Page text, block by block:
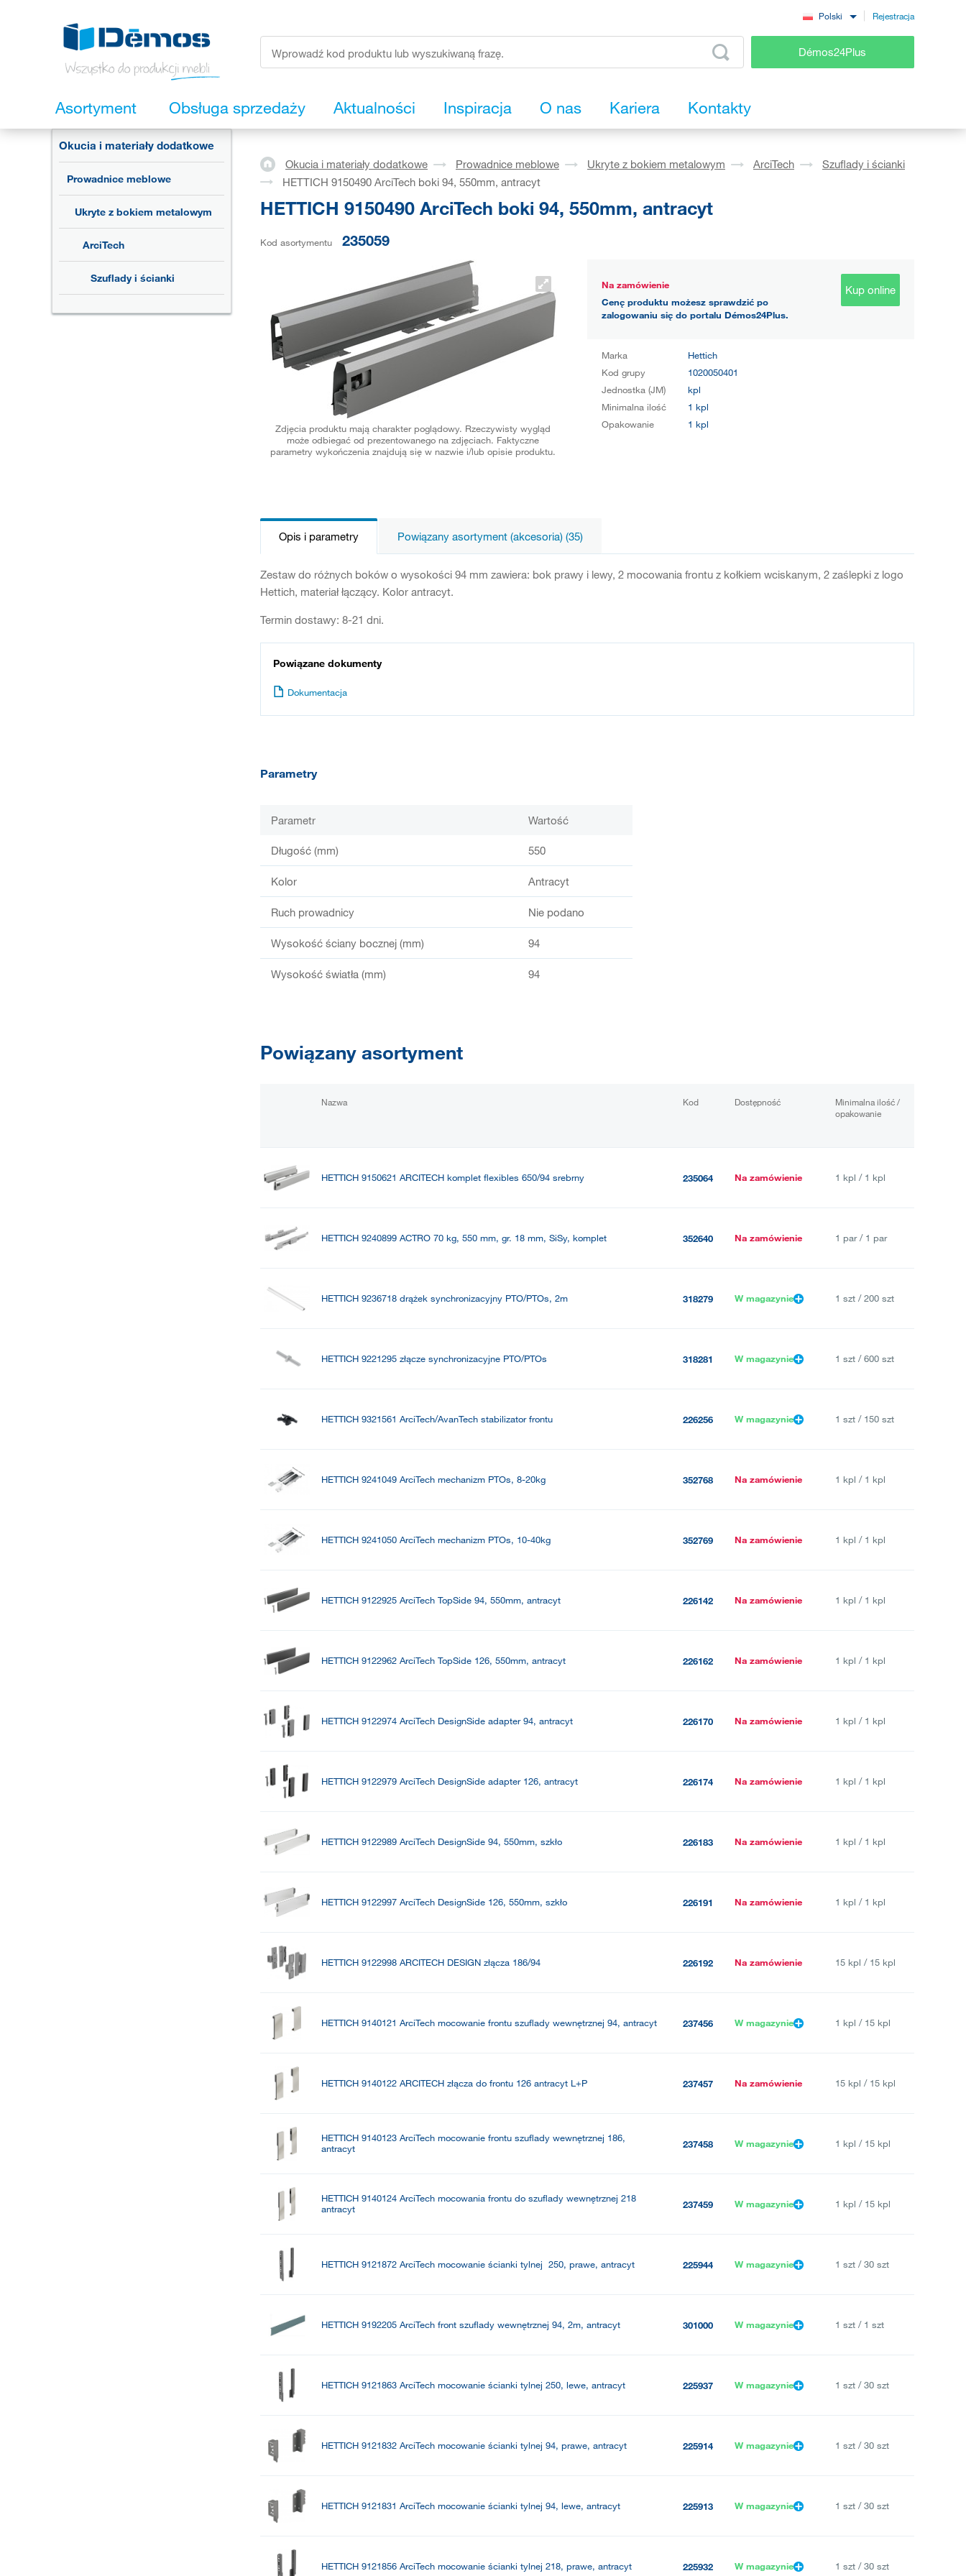
Polski Rejestracja
Démos24Plus
Asortyment Obsługa sprzedaży Aktualności Inspiracja O nas Kariera Kontakty
Okucia i materiały dodatkowe
Prowadnice meblowe
Ukryte z bokiem metalowym
ArciTech
Szuflady i ścianki
Okucia i materiały dodatkowe Prowadnice meblowe Ukryte z bokiem metalowym ArciTech
Szuflady i ścianki
HETTICH 9150490 ArciTech boki 94, 550mm, antracyt
HETTICH 9150490 ArciTech boki 94, 550mm, antracyt
Kod asortymentu 235059
Zdjęcia produktu mają charakter poglądowy. Rzeczywisty wygląd
może odbiegać od prezentowanego na zdjęciach. Faktyczne
parametry wykończenia znajdują się w nazwie i/lub opisie produktu.
Na zamówienie
Cenę produktu możesz sprawdzić po
zalogowaniu się do portalu Démos24Plus.
Kup online
Marka
Hettich
Kod grupy
1020050401
Jednostka (JM)
kpl
Minimalna ilość
1 kpl
Opakowanie
1 kpl
Opis i parametry Powiązany asortyment (akcesoria) (35)
Zestaw do różnych boków o wysokości 94 mm zawiera: bok prawy i lewy, 2 mocowania frontu z kołkiem wciskanym, 2 zaślepki z logo
Hettich, materiał łączący. Kolor antracyt.
Termin dostawy: 8-21 dni.
Powiązane dokumenty
Dokumentacja
Parametry
Parametr Wartość
Długość (mm) 550
Kolor Antracyt
Ruch prowadnicy Nie podano
Wysokość ściany bocznej (mm) 94
Wysokość światła (mm) 94
Powiązany asortyment
Nazwa Kod Dostępność
Minimalna ilość /
opakowanie
HETTICH 9150621 ARCITECH komplet flexibles 650/94 srebrny 235064 Na zamówienie 1 kpl / 1 kpl
HETTICH 9240899 ACTRO 70 kg, 550 mm, gr. 18 mm, SiSy, komplet 352640 Na zamówienie 1 par / 1 par
HETTICH 9236718 drążek synchronizacyjny PTO/PTOs, 2m 318279 W magazynie 1 szt / 200 szt
HETTICH 9221295 złącze synchronizacyjne PTO/PTOs 318281 W magazynie 1 szt / 600 szt
HETTICH 9321561 ArciTech/AvanTech stabilizator frontu 226256 W magazynie 1 szt / 150 szt
HETTICH 9241049 ArciTech mechanizm PTOs, 8-20kg 352768 Na zamówienie 1 kpl / 1 kpl
HETTICH 9241050 ArciTech mechanizm PTOs, 10-40kg 352769 Na zamówienie 1 kpl / 1 kpl
HETTICH 9122925 ArciTech TopSide 94, 550mm, antracyt 226142 Na zamówienie 1 kpl / 1 kpl
HETTICH 9122962 ArciTech TopSide 126, 550mm, antracyt 226162 Na zamówienie 1 kpl / 1 kpl
HETTICH 9122974 ArciTech DesignSide adapter 94, antracyt 226170 Na zamówienie 1 kpl / 1 kpl
HETTICH 9122979 ArciTech DesignSide adapter 126, antracyt 226174 Na zamówienie 1 kpl / 1 kpl
HETTICH 9122989 ArciTech DesignSide 94, 550mm, szkło 226183 Na zamówienie 1 kpl / 1 kpl
HETTICH 9122997 ArciTech DesignSide 126, 550mm, szkło 226191 Na zamówienie 1 kpl / 1 kpl
HETTICH 9122998 ARCITECH DESIGN złącza 186/94 226192 Na zamówienie 15 kpl / 15 kpl
HETTICH 9140121 ArciTech mocowanie frontu szuflady wewnętrznej 94, antracyt 237456 W magazynie 1 kpl / 15 kpl
HETTICH 9140122 ARCITECH złącza do frontu 126 antracyt L+P 237457 Na zamówienie 15 kpl / 15 kpl
HETTICH 9140123 ArciTech mocowanie frontu szuflady wewnętrznej 186,
antracyt
237458 W magazynie 1 kpl / 15 kpl
HETTICH 9140124 ArciTech mocowania frontu do szuflady wewnętrznej 218
antracyt
237459 W magazynie 1 kpl / 15 kpl
HETTICH 9121872 ArciTech mocowanie ścianki tylnej 250, prawe, antracyt 225944 W magazynie 1 szt / 30 szt
HETTICH 9192205 ArciTech front szuflady wewnętrznej 94, 2m, antracyt 301000 W magazynie 1 szt / 1 szt
HETTICH 9121863 ArciTech mocowanie ścianki tylnej 250, lewe, antracyt 225937 W magazynie 1 szt / 30 szt
HETTICH 9121832 ArciTech mocowanie ścianki tylnej 94, prawe, antracyt 225914 W magazynie 1 szt / 30 szt
HETTICH 9121831 ArciTech mocowanie ścianki tylnej 94, lewe, antracyt 225913 W magazynie 1 szt / 30 szt
HETTICH 9121856 ArciTech mocowanie ścianki tylnej 218, prawe, antracyt 225932 W magazynie 1 szt / 30 szt